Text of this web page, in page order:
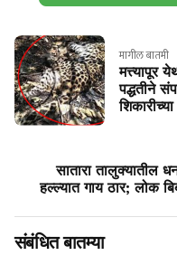
मागील बातमी
मत्त्यापूर
पद्धतीने
सातारा तालुक्यातील
हल्ल्यात गाय ठार; लोक
संबंधित बातम्या